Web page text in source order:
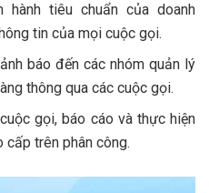
hành tiêu chuẩn của doanh
tin của mọi cuộc gọi.
báo đến các nhóm quản lý
thông qua các cuộc gọi.
gọi, báo cáo và thực hiện
cấp trên phân công.